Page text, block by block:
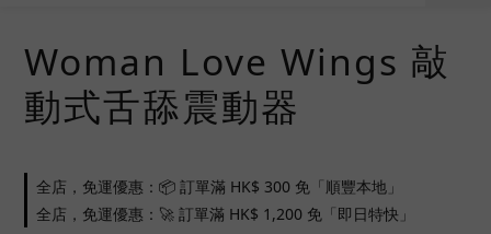
Woman Love Wings 敲
動式舌舔震動器
全店，免運優惠：📦 訂單滿 HK$ 300 免「順豐本地」
全店，免運優惠：🚀 訂單滿 HK$ 1,200 免「即日特快」